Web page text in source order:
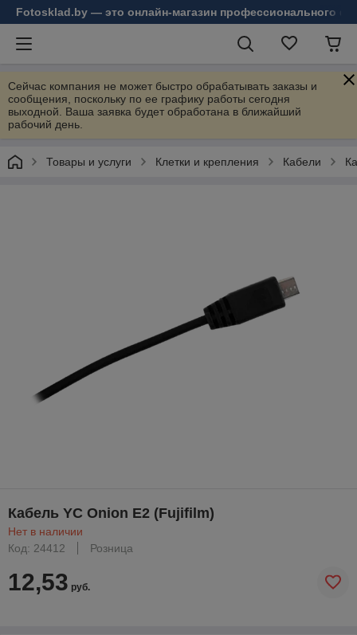
Fotosklad.by — это онлайн-магазин профессионального
Сейчас компания не может быстро обрабатывать заказы и
сообщения, поскольку по ее графику работы сегодня
выходной. Ваша заявка будет обработана в ближайший
рабочий день.
Товары и услуги Клетки и крепления Кабели
Кабель YC Onion E2 (Fujifilm)
Нет в наличии
Код: 24412
Розница
12,53 руб.